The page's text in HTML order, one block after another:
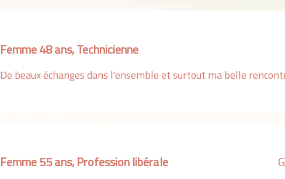
Femme 48 ans, Technicienne
De beaux échanges dans l'ensemble et surtout ma belle
Femme 55 ans, Profession libérale